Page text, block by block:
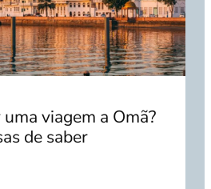
viagem a Omã?
de saber